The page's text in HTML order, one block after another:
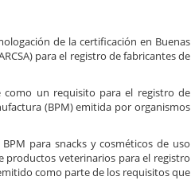
de la certificación en Buenas
para el registro de fabricantes de
como un requisito para el registro de
(BPM) emitida por organismos
para snacks y cosméticos de uso
productos veterinarios para el registro
como parte de los requisitos que